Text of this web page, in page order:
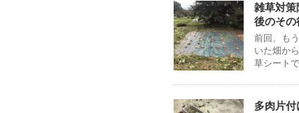
雑草対
後のその
前回、も
いた畑か
草シート
多肉片付